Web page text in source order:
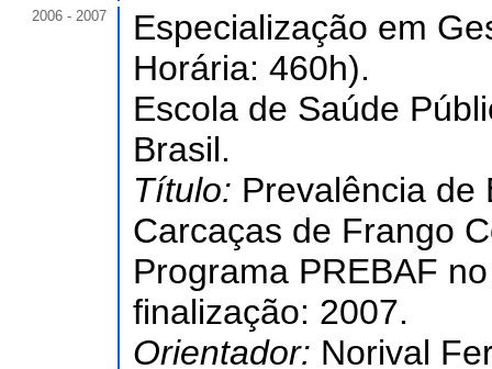
2006 - 2007
Especialização em
Horária: 460h).
Escola de Saúde
Brasil.
Título: Prevalência de
Carcaças de Frango
Programa PREBAF
finalização: 2007.
Orientador: Norival